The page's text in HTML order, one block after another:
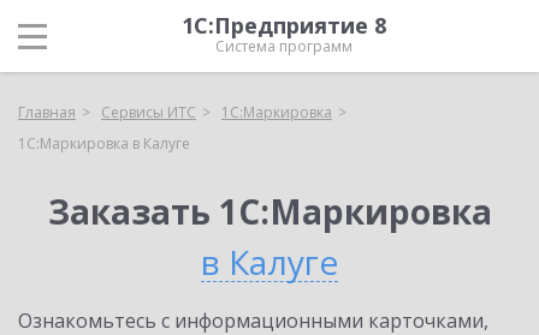
1С:Предприятие 8
Система программ
Главная Сервисы ИТС
1С:Маркировка
1С:Маркировка в Калуге
Заказать 1С:Маркировка
в Калуге
Ознакомьтесь с информационными карточками,